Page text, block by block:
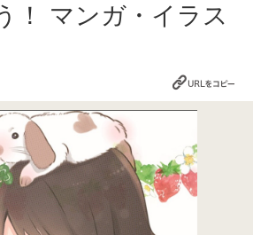
！ マンガ・イラス